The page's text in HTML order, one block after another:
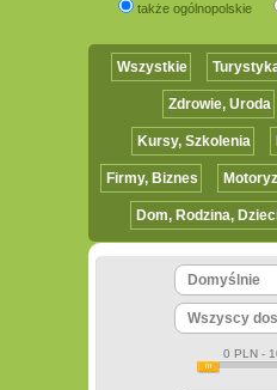
także ogólnopolskie
Wszystkie
Zdrowie, Uroda
Kursy, Szkolenia
Firmy, Biznes
Dom, Rodzina,
Domyślnie
Wszyscy
0 PLN -